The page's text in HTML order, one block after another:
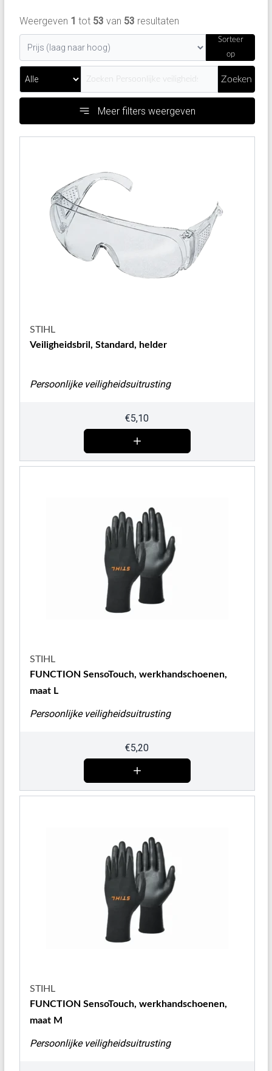
Weergeven 1 tot 53 van 53 resultaten
Sorteer
op
Zoeken
Meer filters weergeven
STIHL
Veiligheidsbril, Standard, helder
Persoonlijke veiligheidsuitrusting
€5,10
STIHL
FUNCTION SensoTouch, werkhandschoenen,
maat L
Persoonlijke veiligheidsuitrusting
€5,20
STIHL
FUNCTION SensoTouch, werkhandschoenen,
maat M
Persoonlijke veiligheidsuitrusting